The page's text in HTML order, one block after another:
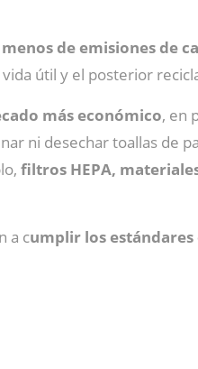
de emisiones de
útil y el posterior
más económico, en
ni desechar toallas de
filtros HEPA,
a cumplir los